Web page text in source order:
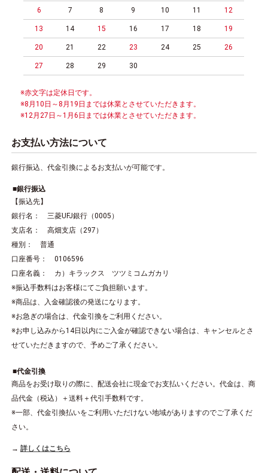
6 7 8 9 10 11 12
13 14 15 16 17 18 19
20 21 22 23 24 25 26
27 28 29 30
※赤文字は定休日です。
※8月10日～8月19日までは休業とさせていただきます。
※12月27日～1月6日までは休業とさせていただきます。
お支払い方法について
銀行振込、代金引換によるお支払いが可能です。
銀行振込
【振込先】
銀行名： 三菱UFJ銀行（0005）
支店名： 高畑支店（297）
種別： 普通
口座番号： 0106596
口座名義： カ）キラックス ツツミコムガカリ
※振込手数料はお客様にてご負担願います。
※商品は、入金確認後の発送になります。
※お急ぎの場合は、代金引換をご利用ください。
※お申し込みから14日以内にご入金が確認できない場合は、キャンセルとさ
せていただきますので、予めご了承ください。
代金引換
商品をお受け取りの際に、配送会社に現金でお支払いください。代金は、商
品代金（税込）＋送料＋代引手数料です。
※一部、代金引換払いをご利用いただけない地域がありますのでご了承くだ
さい。
詳しくはこちら